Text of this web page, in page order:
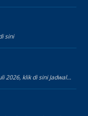
sini
2026, klik di sini Jadwal...